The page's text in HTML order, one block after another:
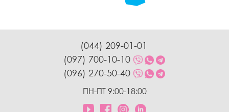
(044) 209-01-01
(097) 700-10-10
(096) 270-50-40
ПН-ПТ 9:00-18:00